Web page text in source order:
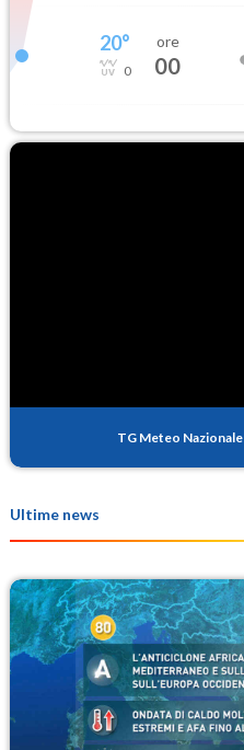
20°
0
ore
00
TG Meteo Nazionale
Ultime news